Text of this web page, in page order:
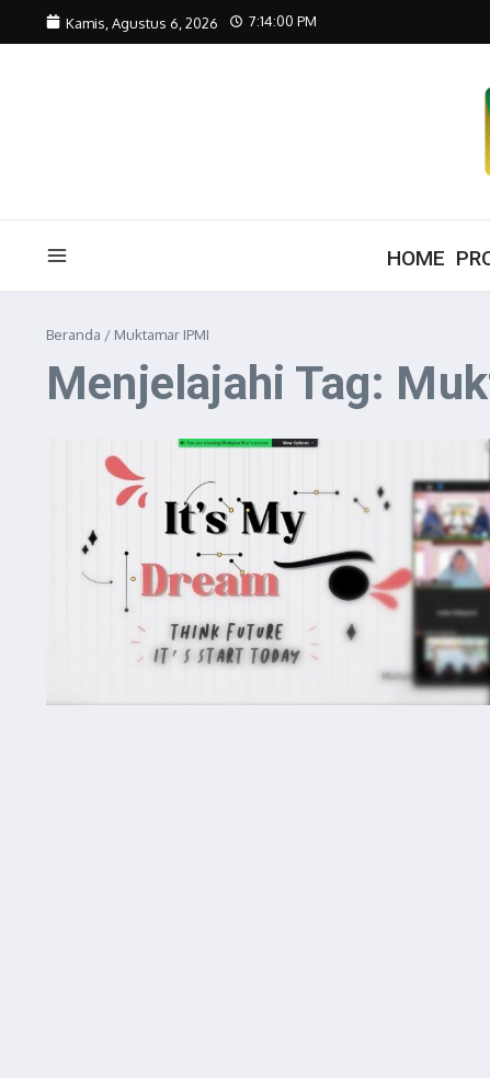
Lewati ke konten
Kamis, Agustus 6, 2026 7:14:00 PM
HOME
Beranda / Muktamar IPMI
Menjelajahi Tag: